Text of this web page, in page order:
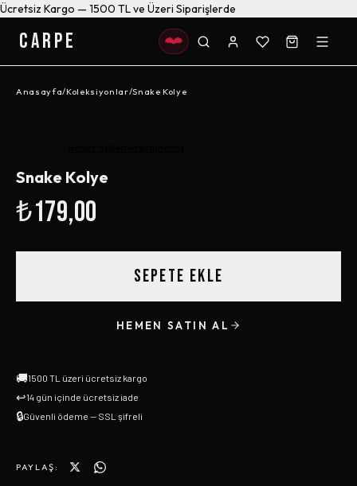
Ücretsiz Kargo — 1500 TL ve Üzeri Siparişlerde
CARPE
Anasayfa/Koleksiyonlar/Snake Kolye
Snake Kolye
₺179,00
SEPETE EKLE
HEMEN SATIN AL
🚚1500 TL üzeri ücretsiz kargo
↩14 gün içinde ücretsiz iade
🔒Güvenli ödeme — SSL şifreli
PAYLAŞ: